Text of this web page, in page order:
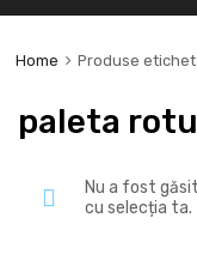
Home Produse
paleta
Nu a fost
cu selecția ta.